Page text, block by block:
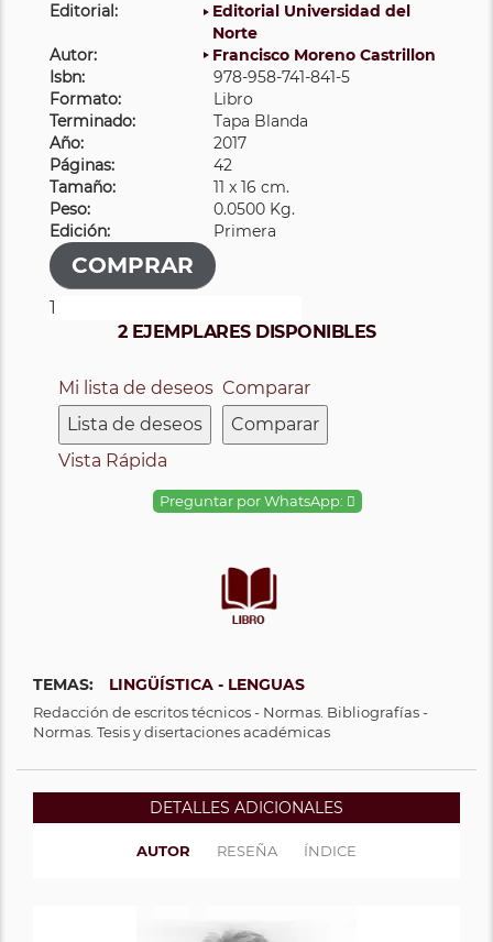
Editorial:
Editorial Universidad del
Norte
Autor:
Francisco Moreno Castrillon
Isbn:
978-958-741-841-5
Formato:
Libro
Terminado:
Tapa Blanda
Año:
2017
Páginas:
42
Tamaño:
11 x 16 cm.
Peso:
0.0500 Kg.
Edición:
Primera
2 EJEMPLARES DISPONIBLES
Mi lista de deseos
Lista de deseos
Comparar
Comparar
Vista Rápida
Preguntar por WhatsApp:
TEMAS: LINGÜÍSTICA - LENGUAS
Redacción de escritos técnicos - Normas. Bibliografías -
Normas. Tesis y disertaciones académicas
DETALLES ADICIONALES
AUTOR RESEÑA ÍNDICE